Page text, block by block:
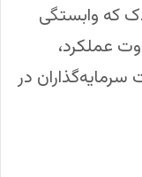
که وابستگی
عملکرد،
در